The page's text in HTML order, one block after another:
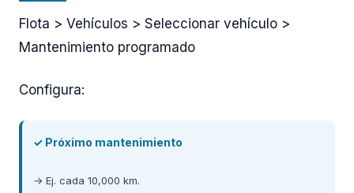
Flota > Vehículos > Seleccionar vehículo >
Mantenimiento programado
Configura:
✓ Próximo mantenimiento
→ Ej. cada 10,000 km.